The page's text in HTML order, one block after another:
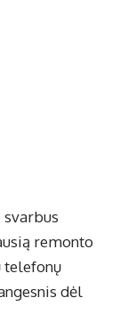
svarbus
remonto
telefonų
dėl